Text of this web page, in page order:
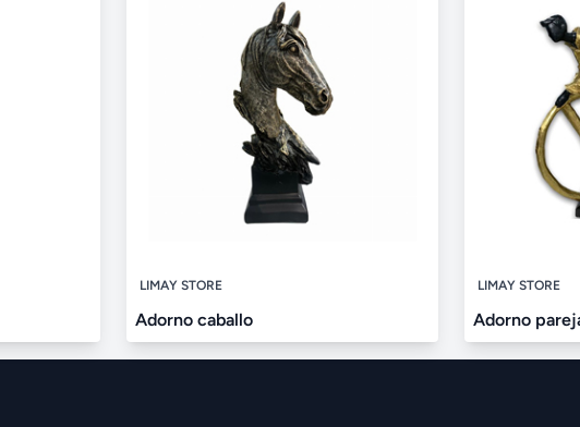
LIMAY STORE
Adorno caballo
LIMAY STORE
Adorno